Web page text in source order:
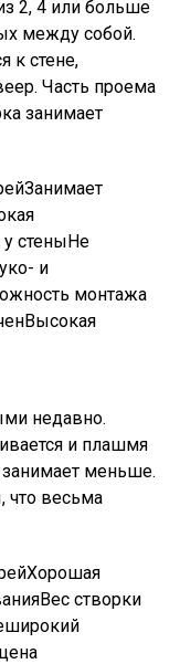
2, 4 или больше
между собой.
к стене,
Часть проема
занимает
у стеныНе
и
монтажа
недавно.
и плашмя
меньше.
что весьма
створки